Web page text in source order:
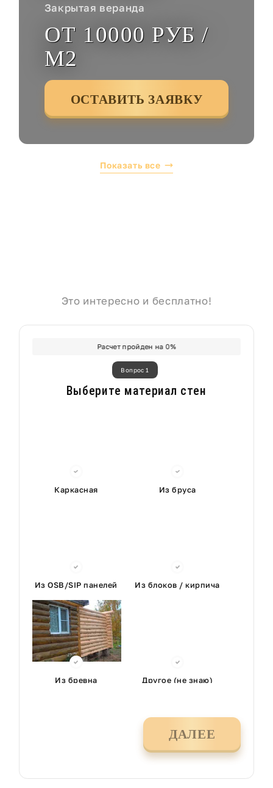
Закрытая веранда
ОТ 10000 РУБ /
М2
ОСТАВИТЬ ЗАЯВКУ
Показать все
Это интересно и бесплатно!
Расчет пройден на0%
Вопрос 1
Выберите материал стен
Каркасная Из бруса
Из OSB/SIP панелей Из блоков / кирпича
Из бревна Другое (не знаю)
ДАЛЕЕ